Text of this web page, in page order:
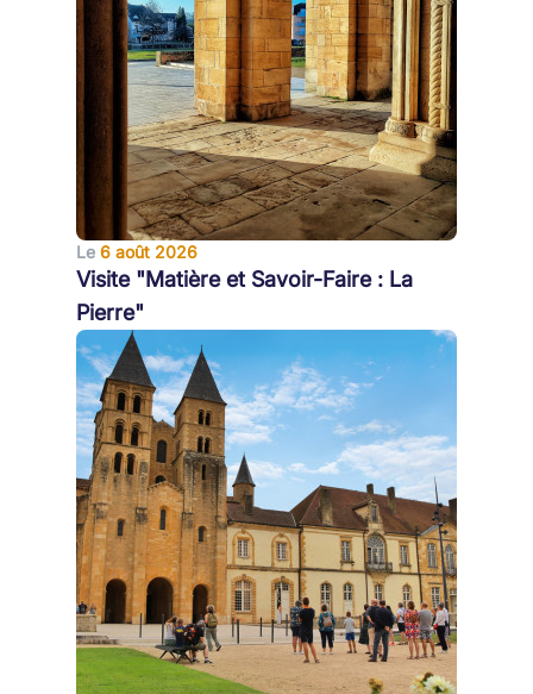
Le 6 août 2026
Visite "Matière et Savoir-Faire : La
Pierre"